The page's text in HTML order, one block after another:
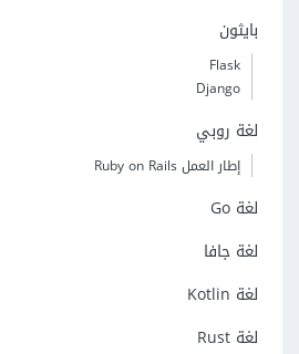
بايثون
Flask
Django
لغة روبي
إطار العمل Ruby on Rails
لغة Go
لغة جافا
لغة Kotlin
لغة Rust